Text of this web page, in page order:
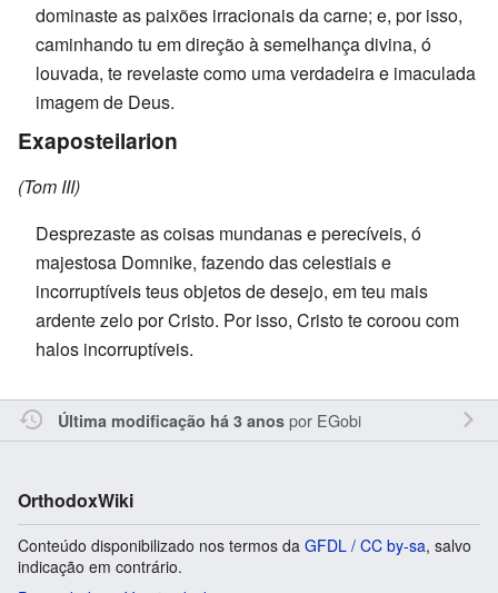
dominaste as paixões irracionais da carne; e, por isso,
caminhando tu em direção à semelhança divina, ó
louvada, te revelaste como uma verdadeira e imaculada
imagem de Deus.
Exaposteilarion
(Tom III)
Desprezaste as coisas mundanas e perecíveis, ó
majestosa Domnike, fazendo das celestiais e
incorruptíveis teus objetos de desejo, em teu mais
ardente zelo por Cristo. Por isso, Cristo te coroou com
halos incorruptíveis.
Última modificação há 3 anospor EGobi
OrthodoxWiki
Conteúdo disponibilizado nos termos da GFDL / CC by-sa, salvo
indicação em contrário.